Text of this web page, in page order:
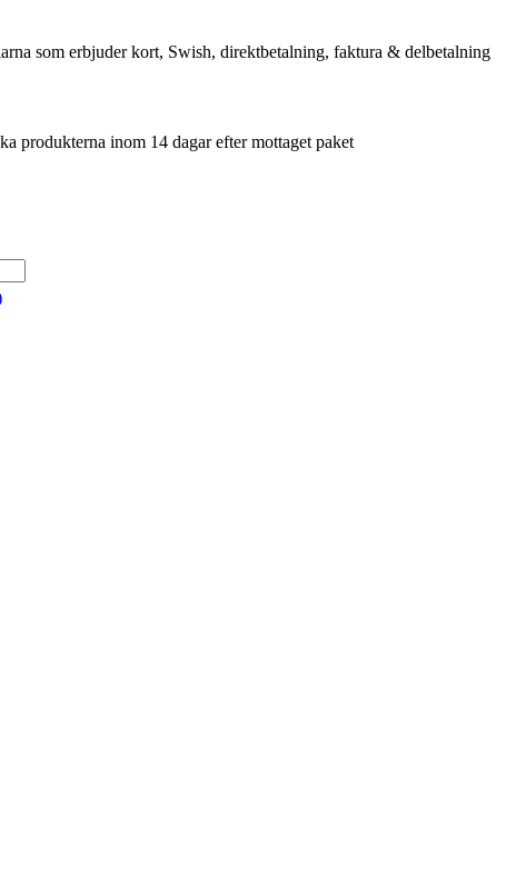
som erbjuder kort, Swish, direktbetalning, faktura & delbetalning
produkterna inom 14 dagar efter mottaget paket